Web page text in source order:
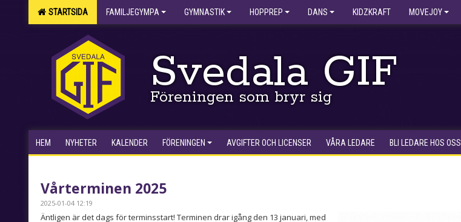
STARTSIDA FAMILJEGYMPA GYMNASTIK HOPPREP DANS KIDZKRAFT MOVEJOY
Svedala GIF
Föreningen som bryr sig
HEM NYHETER KALENDER FÖRENINGEN AVGIFTER OCH LICENSER VÅRA LEDARE BLI LEDARE HOS OSS
Vårterminen 2025
2025-01-04 12:19
Äntligen är det dags för terminsstart! Terminen drar igång den 13 januari, med